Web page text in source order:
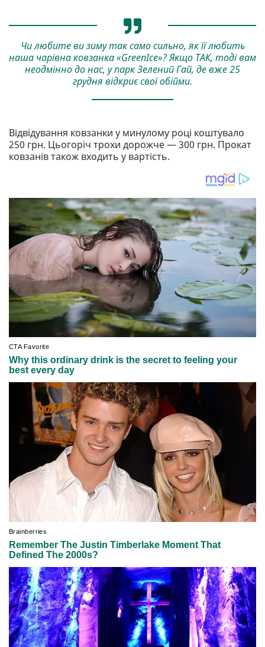
Чи любите ви зиму так само сильно, як її любить
наша чарівна ковзанка «GreenIce»? Якщо ТАК, тоді вам
неодмінно до нас, у парк Зелений Гай, де вже 25
грудня відкриє свої обійми.
Відвідування ковзанки у минулому році коштувало
250 грн. Цьогоріч трохи дорожче — 300 грн. Прокат
ковзанів також входить у вартість.